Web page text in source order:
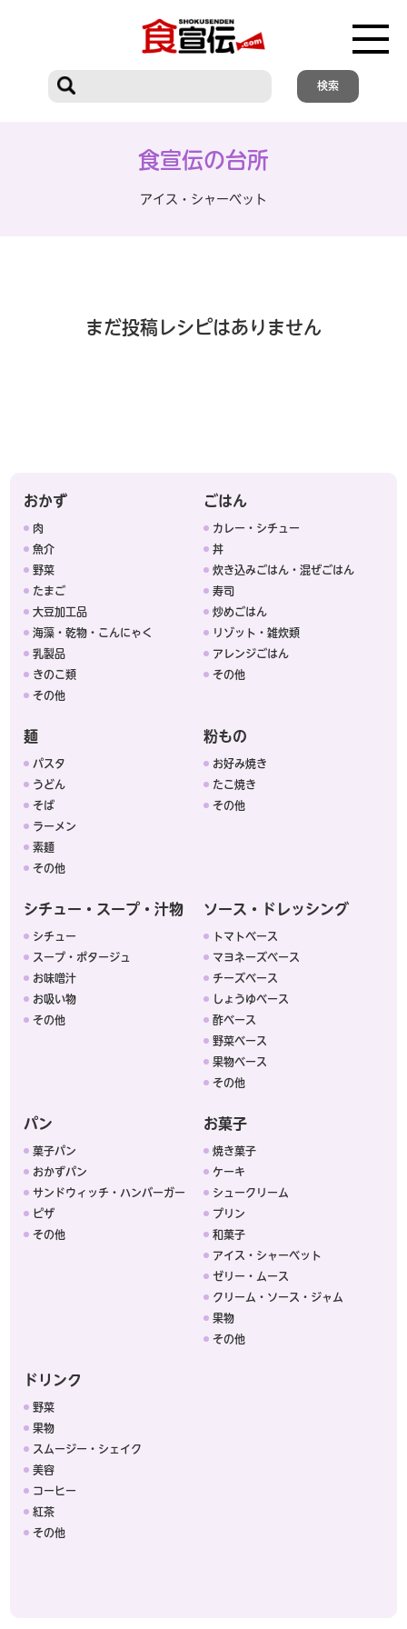
食宣伝の台所
アイス・シャーベット
まだ投稿レシピはありません
おかず
肉
魚介
野菜
たまご
大豆加工品
海藻・乾物・こんにゃく
乳製品
きのこ類
その他
ごはん
カレー・シチュー
丼
炊き込みごはん・混ぜごはん
寿司
炒めごはん
リゾット・雑炊類
アレンジごはん
その他
麺
パスタ
うどん
そば
ラーメン
素麺
その他
粉もの
お好み焼き
たこ焼き
その他
シチュー・スープ・汁物
シチュー
スープ・ポタージュ
お味噌汁
お吸い物
その他
ソース・ドレッシング
トマトベース
マヨネーズベース
チーズベース
しょうゆベース
酢ベース
野菜ベース
果物ベース
その他
パン
菓子パン
おかずパン
サンドウィッチ・ハンバーガー
ピザ
その他
お菓子
焼き菓子
ケーキ
シュークリーム
プリン
和菓子
アイス・シャーベット
ゼリー・ムース
クリーム・ソース・ジャム
果物
その他
ドリンク
野菜
果物
スムージー・シェイク
美容
コーヒー
紅茶
その他